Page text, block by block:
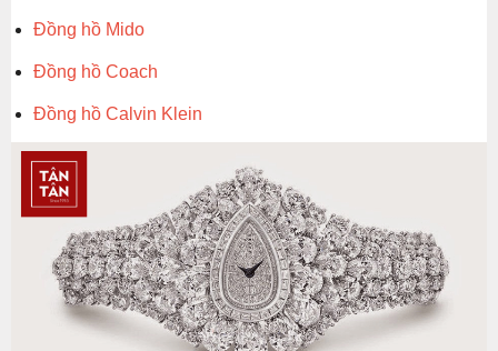
Đồng hồ Mido
Đồng hồ Coach
Đồng hồ Calvin Klein